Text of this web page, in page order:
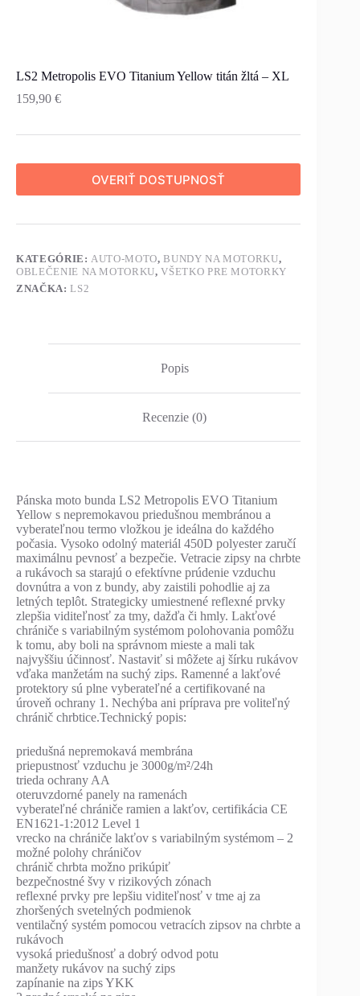
LS2 Metropolis EVO Titanium Yellow titán žltá – XL
159,90 €
OVERIŤ DOSTUPNOSŤ
KATEGÓRIE:AUTO-MOTO,BUNDY NA MOTORKU,
OBLEČENIE NA MOTORKU,VŠETKO PRE MOTORKY
ZNAČKA:LS2
Popis
Recenzie (0)
Pánska moto bunda LS2 Metropolis EVO Titanium
Yellow s nepremokavou priedušnou membránou a
vyberateľnou termo vložkou je ideálna do každého
počasia. Vysoko odolný materiál 450D polyester zaručí
maximálnu pevnosť a bezpečie. Vetracie zipsy na chrbte
a rukávoch sa starajú o efektívne prúdenie vzduchu
dovnútra a von z bundy, aby zaistili pohodlie aj za
letných teplôt. Strategicky umiestnené reflexné prvky
zlepšia viditeľnosť za tmy, dažďa či hmly. Lakťové
chrániče s variabilným systémom polohovania pomôžu
k tomu, aby boli na správnom mieste a mali tak
najvyššiu účinnosť. Nastaviť si môžete aj šírku rukávov
vďaka manžetám na suchý zips. Ramenné a lakťové
protektory sú plne vyberateľné a certifikované na
úroveň ochrany 1. Nechýba ani príprava pre voliteľný
chránič chrbtice.Technický popis:
priedušná nepremokavá membrána
priepustnosť vzduchu je 3000g/m²/24h
trieda ochrany AA
oteruvzdorné panely na ramenách
vyberateľné chrániče ramien a lakťov, certifikácia CE
EN1621-1:2012 Level 1
vrecko na chrániče lakťov s variabilným systémom – 2
možné polohy chráničov
chránič chrbta možno prikúpiť
bezpečnostné švy v rizikových zónach
reflexné prvky pre lepšiu viditeľnosť v tme aj za
zhoršených svetelných podmienok
ventilačný systém pomocou vetracích zipsov na chrbte a
rukávoch
vysoká priedušnosť a dobrý odvod potu
manžety rukávov na suchý zips
zapínanie na zips YKK